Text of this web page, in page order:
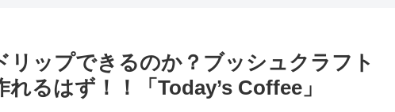
リップできるのか？ブッシュクラフト
るはず！！「Today’s Coffee」